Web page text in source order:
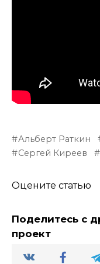
Альберт Раткин
Сергей Киреев
Оцените статью
Поделитесь с
проект